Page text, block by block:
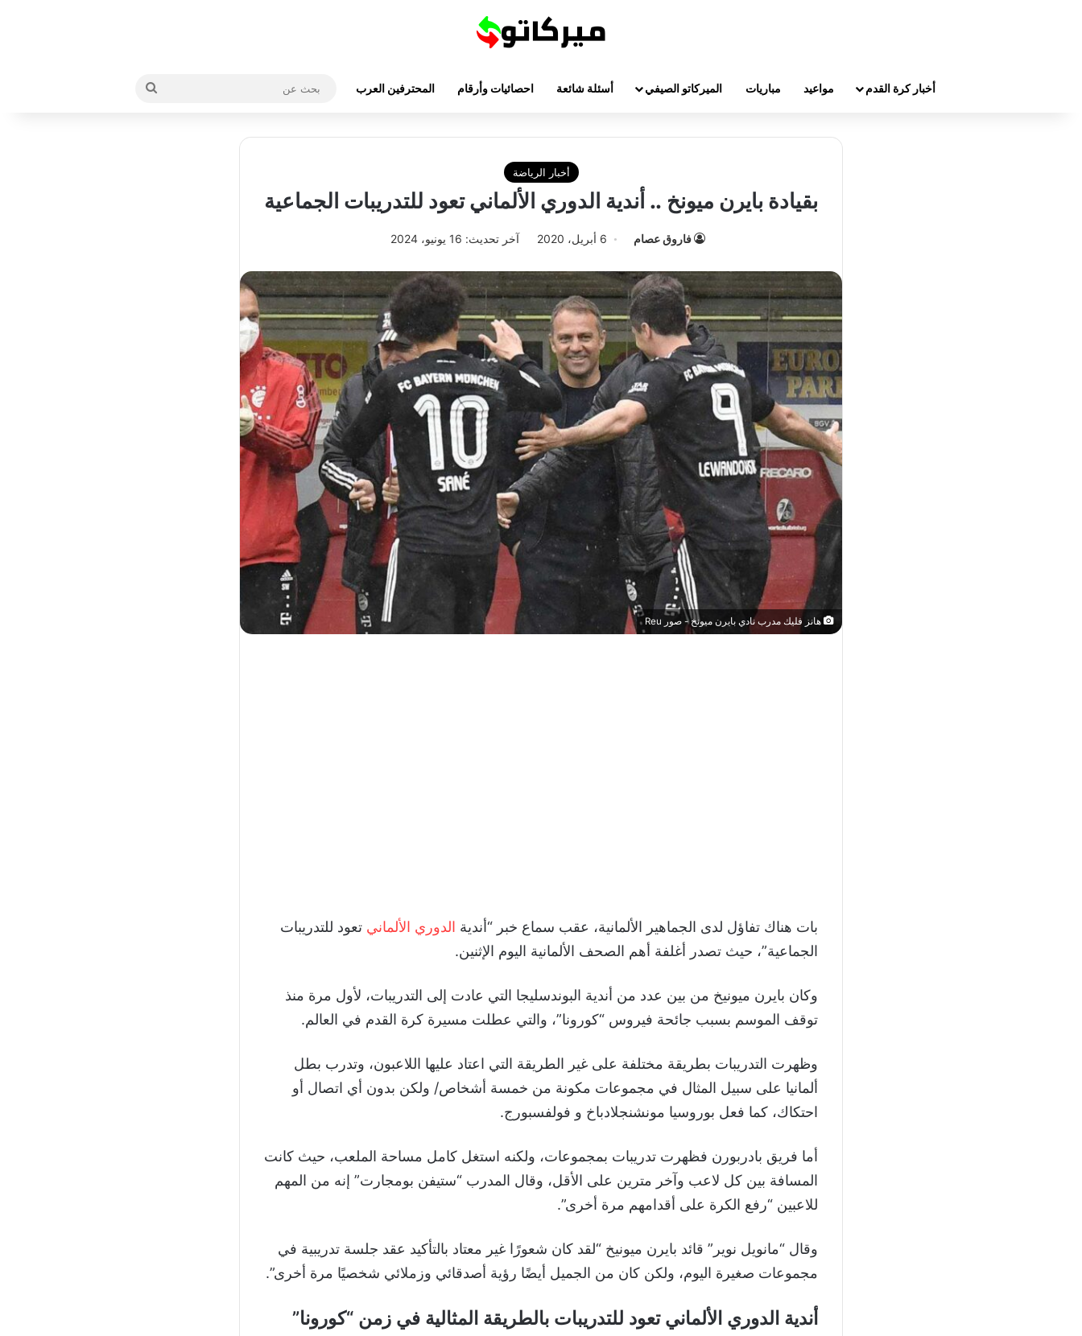
أخبار كرة القدم مواعيد مباريات الميركاتو الصيفي أسئلة شائعة احصائيات وأرقام المحترفين العرب
أخبار الرياضة
بقيادة بايرن ميونخ .. أندية الدوري الألماني تعود للتدريبات الجماعية
فاروق عصام 6 أبريل، 2020 آخر تحديث: 16 يونيو، 2024
هانز فليك مدرب نادي بايرن ميونخ - صور Reu
بات هناك تفاؤل لدى الجماهير الألمانية، عقب سماع خبر “أندية الدوري الألماني تعود للتدريبات
الجماعية”، حيث تصدر أغلفة أهم الصحف الألمانية اليوم الإثنين.
وكان بايرن ميونيخ من بين عدد من أندية البوندسليجا التي عادت إلى التدريبات، لأول مرة منذ
توقف الموسم بسبب جائحة فيروس “كورونا”، والتي عطلت مسيرة كرة القدم في العالم.
وظهرت التدريبات بطريقة مختلفة على غير الطريقة التي اعتاد عليها اللاعبون، وتدرب بطل
ألمانيا على سبيل المثال في مجموعات مكونة من خمسة أشخاص/ ولكن بدون أي اتصال أو
احتكاك، كما فعل بوروسيا مونشنجلادباخ و فولفسبورج.
أما فريق بادربورن فظهرت تدريبات بمجموعات، ولكنه استغل كامل مساحة الملعب، حيث كانت
المسافة بين كل لاعب وآخر مترين على الأقل، وقال المدرب “ستيفن بومجارت” إنه من المهم
للاعبين “رفع الكرة على أقدامهم مرة أخرى”.
وقال “مانويل نوير” قائد بايرن ميونيخ “لقد كان شعورًا غير معتاد بالتأكيد عقد جلسة تدريبية في
مجموعات صغيرة اليوم، ولكن كان من الجميل أيضًا رؤية أصدقائي وزملائي شخصيًا مرة أخرى”.
أندية الدوري الألماني تعود للتدريبات بالطريقة المثالية في زمن “كورونا”